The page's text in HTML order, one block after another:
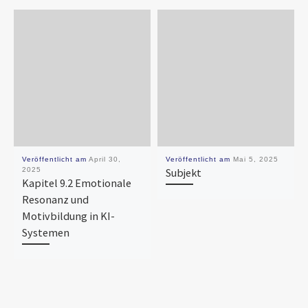
Veröffentlicht am April 30,
2025
Kapitel 9.2 Emotionale
Resonanz und
Motivbildung in KI-
Systemen
Veröffentlicht am Mai 5, 2025
Subjekt